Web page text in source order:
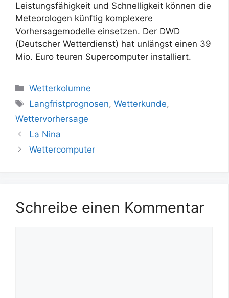
Leistungsfähigkeit und Schnelligkeit können die
Meteorologen künftig komplexere
Vorhersagemodelle einsetzen. Der DWD
(Deutscher Wetterdienst) hat unlängst einen 39
Mio. Euro teuren Supercomputer installiert.
Kategorien
Wetterkolumne
Schlagwörter
Langfristprognosen,Wetterkunde,
Wettervorhersage
La Nina
Wettercomputer
Schreibe einen Kommentar